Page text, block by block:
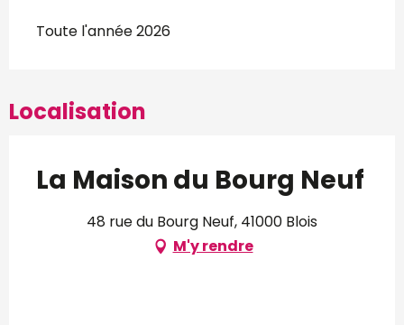
Toute l'année 2026
Localisation
La Maison du Bourg Neuf
48 rue du Bourg Neuf, 41000 Blois
M'y rendre